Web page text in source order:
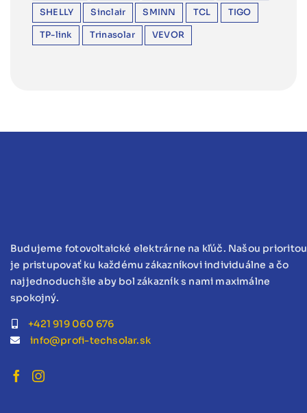
SHELLY Sinclair SMINN TCL TIGO
TP-link Trinasolar VEVOR
Budujeme fotovoltaické elektrárne na kľúč. Našou prioritou
je pristupovať ku každému zákazníkovi individuálne a čo
najjednoduchšie aby bol zákazník s nami maximálne
spokojný.
+421 919 060 676
info@profi-techsolar.sk